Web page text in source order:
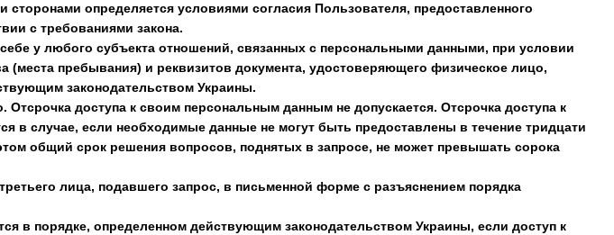
определяется условиями согласия Пользователя, предоставленного
с требованиями закона.
у любого субъекта отношений, связанных с персональными данными, при условии
(места пребывания) и реквизитов документа, удостоверяющего физическое лицо,
законодательством Украины.
Отсрочка доступа к своим персональным данным не допускается. Отсрочка доступа к
в случае, если необходимые данные не могут быть предоставлены в течение тридцати
общий срок решения вопросов, поднятых в запросе, не может превышать сорока
лица, подавшего запрос, в письменной форме с разъяснением порядка
в порядке, определенном действующим законодательством Украины, если доступ к